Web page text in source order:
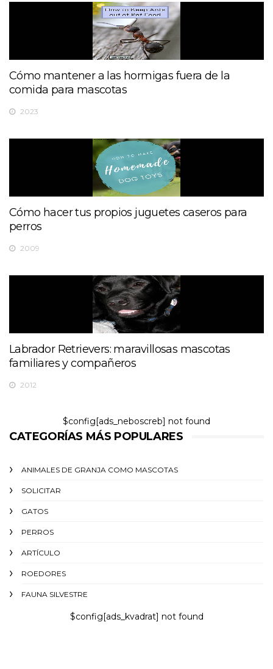
Cómo mantener a las hormigas fuera de la
comida para mascotas
2023
Cómo hacer tus propios juguetes caseros para
perros
2009
Labrador Retrievers: maravillosas mascotas
familiares y compañeros
2012
$config[ads_neboscreb] not found
CATEGORÍAS MÁS POPULARES
ANIMALES DE GRANJA COMO MASCOTAS
SOLICITAR
GATOS
PERROS
ARTÍCULO
ROEDORES
FAUNA SILVESTRE
$config[ads_kvadrat] not found